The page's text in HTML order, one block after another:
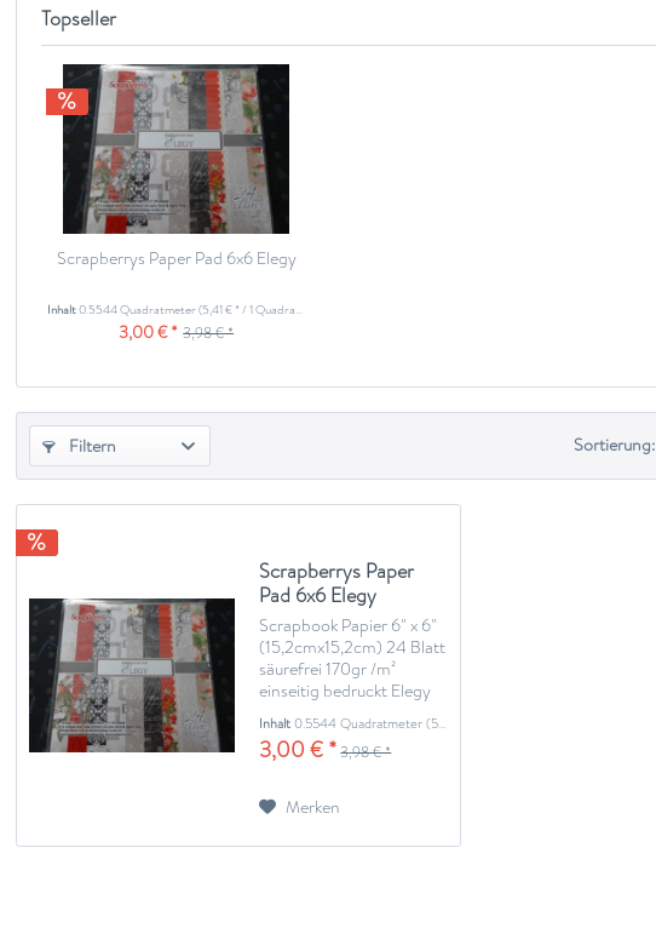
Topseller
Scrapberrys Paper Pad 6x6 Elegy
Inhalt0.5544 Quadratmeter(5,41 € * / 1 Quadratmeter)
3,00 € * 3,98 € *
Filtern Sortierung:
Scrapberrys Paper
Pad 6x6 Elegy
Scrapbook Papier 6" x 6"
(15,2cmx15,2cm) 24 Blatt
säurefrei 170gr /m²
einseitig bedruckt Elegy
Inhalt0.5544 Quadratmeter(5,41 € * / 1 Quadratmeter)
3,00 € *3,98 € *
Merken